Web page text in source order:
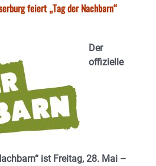
feiert „Tag der Nachbarn“
Der
offizielle
ist Freitag, 28. Mai –